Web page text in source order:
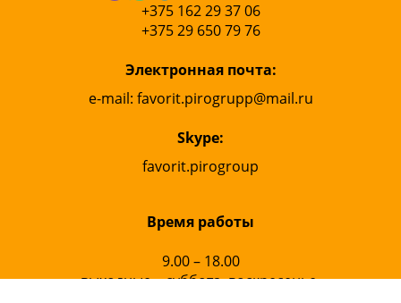
+375 162 29 37 06
+375 29 650 79 76
Электронная почта:
e-mail: favorit.pirogrupp@mail.ru
Skype:
favorit.pirogroup
Время работы
9.00 – 18.00
выходные – суббота, воскресенье.